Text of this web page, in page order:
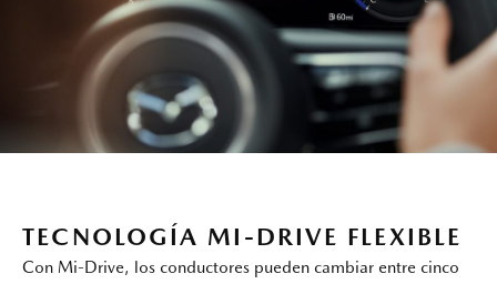
TECNOLOGÍA MI-DRIVE FLEXIBLE
Con Mi-Drive, los conductores pueden cambiar entre cinco